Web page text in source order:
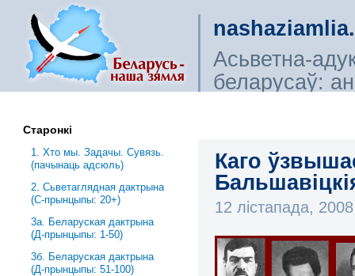
Асьветна-
беларусаў:
Каго
12 лістапада,
Старонкі
1. Хто мы. Задачы. Сувязь.
(пачынаць адсюль)
2. Сьветаглядная дактрына
(С-прынцыпы: 20+)
3a. Беларуская дактрына
(Д-прынцыпы: 1-50)
3б. Беларуская дактрына
(Д-прынцыпы: 51-100)